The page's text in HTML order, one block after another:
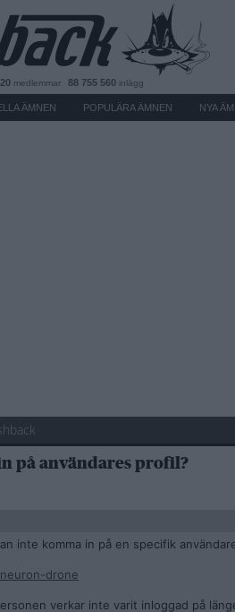
medlemmar 88 755 560 inlägg
ÄMNEN POPULÄRA ÄMNEN NYA
på användares profil?
inte komma in på en specifik
drone
verkar inte varit inloggad på